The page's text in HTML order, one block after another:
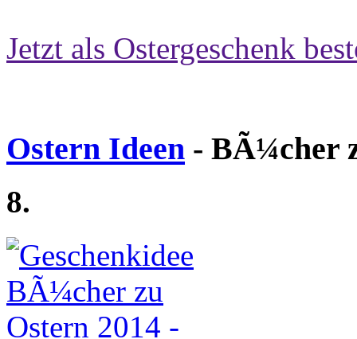
Jetzt als Ostergeschenk
Ostern Ideen - BÃ¼cher
8.